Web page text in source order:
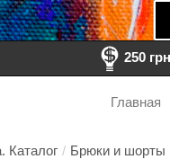
250
Главная
Каталог / Брюки и шорты